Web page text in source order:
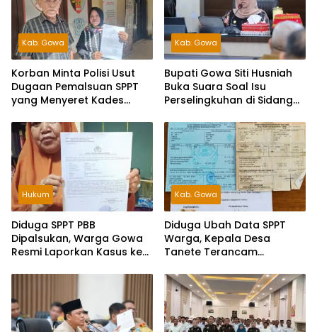
Kab. Gowa
Korban Minta Polisi Usut
Dugaan Pemalsuan SPPT
yang Menyeret Kades
Kab. Gowa
Bupati Gowa Siti Husniah
Buka Suara Soal Isu
Perselingkuhan di Sidang
Jalur Hukum
Hukum
Diduga SPPT PBB
Dipalsukan, Warga Gowa
Resmi Laporkan Kasus ke
Kab. Gowa
Diduga Ubah Data SPPT
Warga, Kepala Desa
Tanete Terancam